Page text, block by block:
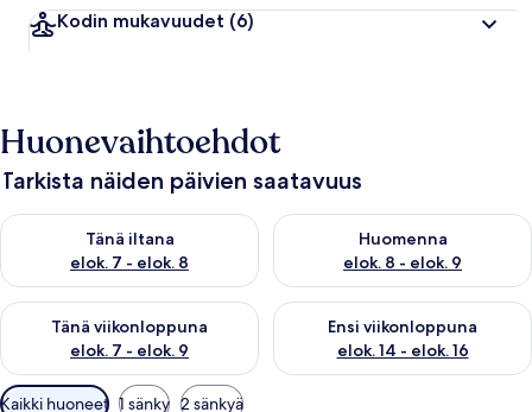
Kodin mukavuudet (6)
Huonevaihtoehdot
Tarkista näiden päivien saatavuus
Tänä iltana
elok. 7 - elok. 8
Tarkista tämän illan saatavuus elok. 7 - elok. 8
Huomenna
elok. 8 - elok. 9
Tarkista huomisen saatavuus
Tänä viikonloppuna
elok. 7 - elok. 9
Tarkista tämän viikonlopun saatavuus elok. 7 - elok. 9
Ensi viikonloppuna
elok. 14 - elok. 16
Tarkista ensi viikonlopun
Huoneille
Kaikki huoneet 1 sänky 2 sänkyä